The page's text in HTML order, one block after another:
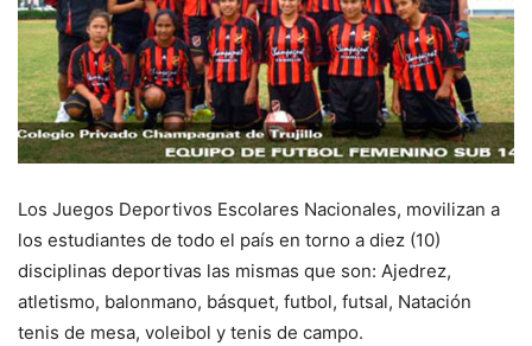
Los Juegos Deportivos Escolares Nacionales, movilizan a
los estudiantes de todo el país en torno a diez (10)
disciplinas deportivas las mismas que son: Ajedrez,
atletismo, balonmano, básquet, futbol, futsal, Natación
tenis de mesa, voleibol y tenis de campo.